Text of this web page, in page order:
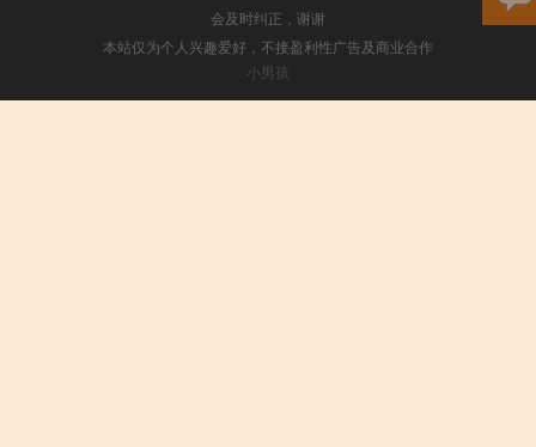
会及时纠正，谢谢
本站仅为个人兴趣爱好，不接盈利性广告及商业合作
小男孩